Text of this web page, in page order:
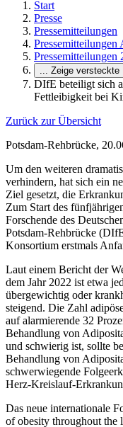
Start
Presse
Pressemitteilungen
Pressemitteilungen
Pressemitteilungen
... Zeige versteckte
DIfE beteiligt sich
Fettleibigkeit bei
Zurück zur Übersicht
Potsdam-Rehbrücke,
Um den weiteren
verhindern, hat sich ein
Ziel gesetzt, die
Zum Start des
Forschende des
Potsdam-Rehbrücke
Konsortium erstmals
Laut einem Bericht der
dem Jahr 2022 ist etwa
übergewichtig oder
steigend. Die Zahl
auf alarmierende 32
Behandlung von
und schwierig ist, sollte
Behandlung von
schwerwiegende
Herz-Kreislauf-
Das neue internationale
of obesity throughout the